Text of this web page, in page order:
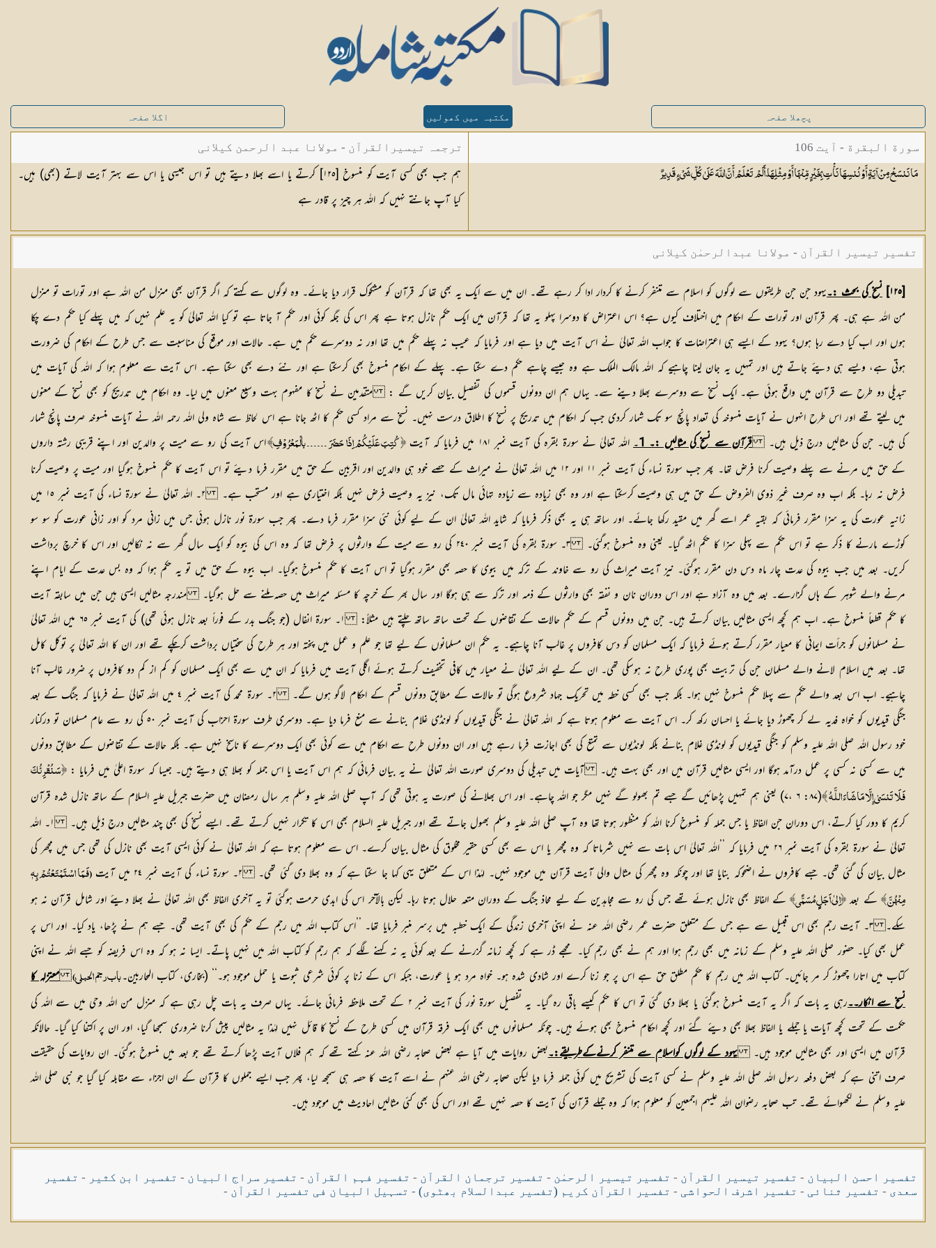
پچھلا صفحہ مکتبہ میں کھولیں اگلا صفحہ
سورة البقرة - آیت 106
مَا نَنسَخْ مِنْ آيَةٍ أَوْ نُنسِهَا نَأْتِ بِخَيْرٍ مِّنْهَا أَوْ مِثْلِهَا ۗ أَلَمْ تَعْلَمْ أَنَّ اللَّهَ عَلَىٰ كُلِّ شَيْءٍقَدِيرٌ
ترجمہ تیسیرالقرآن - مولانا عبد الرحمن کیلانی
ہم جب بھی کسی آیت کو منسوخ [١٢٥] کرتے یا اسے بھلا دیتے ہیں تو اس جیسی یا اس سے بہتر آیت لاتے (بھی) ہیں۔
کیا آپ جانتے نہیں کہ اللہ ہر چیز پر قادر ہے
تفسیر تیسیر القرآن - مولانا عبدالرحمٰن کیلانی
[١٢٥] نسخ کی بحث :۔یہود جن جن طریقوں سے لوگوں کو اسلام سے متنفر کرنے کا کردار ادا کر رہے تھے۔ ان میں سے ایک یہ بھی تھا کہ قرآن کو مشکوک قرار دیا جائے۔ وہ لوگوں سے کہتے کہ اگر قرآن بھی منزل من اللہ ہے اور تورات تو منزل
من اللہ ہے ہی۔ پھر قرآن اور تورات کے احکام میں اختلاف کیوں ہے؟ اس اعتراض کا دوسرا پہلو یہ تھا کہ قرآن میں ایک حکم نازل ہوتا ہے پھر اس کی جگہ کوئی اور حکم آ جاتا ہے تو کیا اللہ تعالیٰ کو یہ علم نہیں کہ میں پہلے کیا حکم دے چکا
ہوں اور اب کیا دے رہا ہوں؟ یہود کے ایسے ہی اعتراضات کا جواب اللہ تعالیٰ نے اس آیت میں دیا ہے اور فرمایا کہ عیب نہ پہلے حکم میں تھا اور نہ دوسرے حکم میں ہے۔ حالات اور موقع کی مناسبت سے جس طرح کے احکام کی ضرورت
ہوتی ہے، ویسے ہی دیئے جاتے ہیں اور تمہیں یہ جان لینا چاہیے کہ اللہ مالک الملک ہے وہ جیسے چاہے حکم دے سکتا ہے۔ پہلے کے احکام منسوخ بھی کرسکتا ہے اور نئے دے بھی سکتا ہے۔ اس آیت سے معلوم ہوا کہ اللہ کی آیات میں
تبدیلی دو طرح سے قرآن میں واقع ہوئی ہے۔ ایک نسخ سے دوسرے بھلا دینے سے۔ یہاں ہم ان دونوں قسموں کی تفصیل بیان کریں گے : متقدمین نے نسخ کا مفہوم بہت وسیع معنوں میں لیا۔ وہ احکام میں تدریج کو بھی نسخ کے معنوں
میں لیتے تھے اور اس طرح انہوں نے آیات منسوخہ کی تعداد پانچ سو تک شمار کردی جب کہ احکام میں تدریج پر نسخ کا اطلاق درست نہیں۔ نسخ سے مراد کسی حکم کا اٹھ جانا ہے اس لحاظ سے شاہ ولی اللہ رحمہ اللہ نے آیات منسوخہ صرف پانچ شمار
کی ہیں۔ جن کی مثالیں درج ذیل ہیں۔قرآن سے نسخ کی مثالیں :۔ 1 ۔ اللہ تعالیٰ نے سورۃ بقرہ کی آیت نمبر ١٨١ میں فرمایا کہ آیت ﴿ کُتِبَ عَلَیْکُمْ اِذَا حَضَرَ ۔۔۔۔۔۔ بالْمَعْرُوْفِ﴾اس آیت کی رو سے میت پر والدین اور اپنے قریبی رشتہ داروں
کے حق میں مرنے سے پہلے وصیت کرنا فرض تھا۔ پھر جب سورۃ نساء کی آیت نمبر ١١ اور ١٢ میں اللہ تعالیٰ نے میراث کے حصے خود ہی والدین اور اقربین کے حق میں مقرر فرما دیئے تو اس آیت کا حکم منسوخ ہوگیا اور میت پر وصیت کرنا
فرض نہ رہا۔ بلکہ اب وہ صرف غیر ذوی الفروض کے حق میں ہی وصیت کرسکتا ہے اور وہ بھی زیادہ سے زیادہ تہائی مال تک، نیز یہ وصیت فرض نہیں بلکہ اختیاری ہے اور مستحب ہے۔ ٢۔ اللہ تعالیٰ نے سورۃ نساء کی آیت نمبر ١٥ میں
زانیہ عورت کی یہ سزا مقرر فرمائی کہ بقیہ عمر اسے گھر میں مقید رکھا جائے۔ اور ساتھ ہی یہ بھی ذکر فرمایا کہ شاید اللہ تعالیٰ ان کے لیے کوئی نئی سزا مقرر فرما دے۔ پھر جب سورۃ نور نازل ہوئی جس میں زانی مرد کو اور زانی عورت کو سو سو
کوڑے مارنے کا ذکر ہے تو اس حکم سے پہلی سزا کا حکم اٹھ گیا۔ یعنی وہ منسوخ ہوگئی۔ ٣۔ سورۃ بقرہ کی آیت نمبر ٢٤٠ کی رو سے میت کے وارثوں پر فرض تھا کہ وہ اس کی بیوہ کو ایک سال گھر سے نہ نکالیں اور اس کا خرچ برداشت
کریں۔ بعد میں جب بیوہ کی عدت چار ماہ دس دن مقرر ہوگئی۔ نیز آیت میراث کی رو سے خاوند کے ترکہ میں بیوی کا حصہ بھی مقرر ہوگیا تو اس آیت کا حکم منسوخ ہوگیا۔ اب بیوہ کے حق میں تو یہ حکم ہوا کہ وہ بس عدت کے ایام اپنے
مرنے والے شوہر کے ہاں گزارے۔ بعد میں وہ آزاد ہے اور اس دوران نان و نفقہ بھی وارثوں کے ذمہ اور ترکہ سے ہی ہوگا اور سال بھر کے خرچہ کا مسئلہ میراث میں حصہ ملنے سے حل ہوگیا۔ مندرجہ مثالیں ایسی ہیں جن میں سابقہ آیت
کا حکم قطعاً منسوخ ہے۔ اب ہم کچھ ایسی مثالیں بیان کرتے ہیں۔ جن میں دونوں قسم کے حکم حالات کے تقاضوں کے تحت ساتھ ساتھ چلتے ہیں مثلاً: ١۔ سورۃ انفال (جو جنگ بدر کے فوراً بعد نازل ہوئی تھی) کی آیت نمبر ٦٥ میں اللہ تعالیٰ
نے مسلمانوں کو جرأت ایمانی کا معیار مقرر کرتے ہوئے فرمایا کہ ایک مسلمان کو دس کافروں پر غالب آنا چاہیے۔ یہ حکم ان مسلمانوں کے لیے تھا جو علم و عمل میں پختہ اور ہر طرح کی سختیاں برداشت کرچکے تھے اور ان کا اللہ تعالیٰ پر توکل کامل
تھا۔ بعد میں اسلام لانے والے مسلمان جن کی تربیت بھی پوری طرح نہ ہوسکی تھی۔ ان کے لیے اللہ تعالیٰ نے معیار میں کافی تخفیف کرتے ہوئے اگلی آیت میں فرمایا کہ ان میں سے بھی ایک مسلمان کو کم از کم دو کافروں پر ضرور غالب آنا
چاہیے۔ اب اس بعد والے حکم سے پہلا حکم منسوخ نہیں ہوا۔ بلکہ جب بھی کسی خطہ میں تحریک جہاد شروع ہوگی تو حالات کے مطابق دونوں قسم کے احکام لاگو ہوں گے۔ ٢۔ سورۃ محمد کی آیت نمبر ٤ میں اللہ تعالیٰ نے فرمایا کہ جنگ کے بعد
جنگی قیدیوں کو خواہ فدیہ لے کر چھوڑ دیا جائے یا احسان رکھ کر۔ اس آیت سے معلوم ہوتا ہے کہ اللہ تعالیٰ نے جنگی قیدیوں کو لونڈی غلام بنانے سے منع فرما دیا ہے۔ دوسری طرف سورۃ احزاب کی آیت نمبر ٥٠ کی رو سے عام مسلمان تو درکنار
خود رسول اللہ صلی اللہ علیہ وسلم کو جنگی قیدیوں کو لونڈی غلام بنانے بلکہ لونڈیوں سے تمتع کی بھی اجازت فرما رہے ہیں اور ان دونوں طرح سے احکام میں سے کوئی بھی ایک دوسرے کا ناسخ نہیں ہے۔ بلکہ حالات کے تقاضوں کے مطابق دونوں
میں سے کسی نہ کسی پر عمل درآمد ہوگا اور ایسی مثالیں قرآن میں اور بھی بہت ہیں۔ آیات میں تبدیلی کی دوسری صورت اللہ تعالیٰ نے یہ بیان فرمائی کہ ہم اس آیت یا اس جملہ کو بھلا ہی دیتے ہیں۔ جیسا کہ سورۃ اعلیٰ میں فرمایا : ﴿ سَنُقْرِئُكَ
فَلَا تَنسَىٰ إِلَّا مَا شَاءَ اللَّـهُ ﴾
(۸۷: ۶ ،۷) یعنی ہم تمہیں پڑھائیں گے جسے تم بھولو گے نہیں مگر جو اللہ چاہے۔ اور اس بھلانے کی صورت یہ ہوتی تھی کہ آپ صلی اللہ علیہ وسلم ہر سال رمضان میں حضرت جبریل علیہ السلام کے ساتھ نازل شدہ قرآن
کریم کا دور کیا کرتے، اس دوران جن الفاظ یا جس جملہ کو منسوخ کرنا اللہ کو منظور ہوتا تھا وہ آپ صلی اللہ علیہ وسلم بھول جاتے تھے اور جبریل علیہ السلام بھی اس کا تکرار نہیں کرتے تھے۔ ایسے نسخ کی بھی چند مثالیں درج ذیل ہیں۔ ١۔ اللہ
تعالیٰ نے سورۃ بقرہ کی آیت نمبر ٢٦ میں فرمایا کہ ’’اللہ تعالیٰ اس بات سے نہیں شرماتا کہ وہ مچھر یا اس سے بھی کسی حقیر مخلوق کی مثال بیان کرے۔ اس سے معلوم ہوتا ہے کہ اللہ تعالیٰ نے کوئی ایسی آیت بھی نازل کی تھی جس میں مچھر کی
مثال بیان کی گئی تھی۔ جسے کافروں نے اضحوکہ بنایا تھا اور چونکہ وہ مچھر کی مثال والی آیت قرآن میں موجود نہیں۔ لہٰذا اس کے متعلق یہی کہا جا سکتا ہے کہ وہ بھلا دی گئی تھی۔ ٢۔ سورۃ نساء کی آیت نمبر ٢٤ میں آیت
(فَـمَا اسْتَمْتَعْتُمْ بِہٖ
مِنْھُنَّ ﴾ کے بعد ﴿اِلیٰ اَجَلٍٍ مُسَمًّی﴾ کے الفاظ بھی نازل ہوئے تھے جس کی رو سے مجاہدین کے لیے محاذ جنگ کے دوران متعہ حلال ہوتا رہا۔ لیکن بالآخر اس کی ابدی حرمت ہوگئی تو یہ آخری الفاظ بھی اللہ تعالیٰ نے بھلا دیئے اور شامل قرآن نہ ہو
سکے۔ ٣۔ آیت رجم بھی اس قبیل سے ہے جس کے متعلق حضرت عمر رضی اللہ عنہ نے اپنی آخری زندگی کے ایک خطبہ میں برسر منبر فرمایا تھا۔ ’’اس کتاب اللہ میں رجم کے حکم کی بھی آیت تھی۔ جسے ہم نے پڑھا، یاد کیا۔ اور اس پر
عمل بھی کیا۔ حضور صلی اللہ علیہ وسلم کے زمانہ میں بھی رجم ہوا اور ہم نے بھی رجم کیا۔ مجھے ڈر ہے کہ کچھ زمانہ گزرنے کے بعد کوئی یہ نہ کہنے لگے کہ ہم رجم کو کتاب اللہ میں نہیں پاتے۔ ایسا نہ ہو کہ وہ اس فریضہ کو جسے اللہ نے اپنی
کتاب میں اتارا چھوڑ کر مر جائیں۔ کتاب اللہ میں رجم کا حکم مطلق حق ہے اس پر جو زنا کرے اور شادی شدہ ہو۔ خواہ مرد ہو یا عورت، جبکہ اس کے زنا پر کوئی شرعی ثبوت یا حمل موجود ہو۔‘‘ (بخاری، کتاب المحاربین۔باب رجم الحبلیٰ)
معتزلہ کا
نسخ سے انکار۔۔
رہی یہ بات کہ اگر یہ آیت منسوخ ہوگئی یا بھلا دی گئی تو اس کا حکم کیسے باقی رہ گیا۔ یہ تفصیل سورۃ نور کی آیت نمبر ٢ کے تحت ملاحظہ فرمائی جائے۔ یہاں صرف یہ بات چل رہی ہے کہ منزل من اللہ وحی میں سے اللہ کی
حکمت کے تحت کچھ آیات یا جملے یا الفاظ بھلا بھی دیئے گئے اور کچھ احکام منسوخ بھی ہوئے ہیں۔ چونکہ مسلمانوں میں بھی ایک فرقہ قرآن میں کسی طرح کے نسخ کا قائل نہیں لہٰذا یہ مثالیں پیش کرنا ضروری سمجھا گیا، اور ان پر اکتفا کیا گیا۔ حالانکہ
قرآن میں ایسی اور بھی مثالیں موجود ہیں۔یہود کے لوگوں کواسلام سے متنفر کرنےکےطریقے:۔بعض روایات میں آیا ہے بعض صحابہ رضی اللہ عنہ کہتے تھے کہ ہم فلاں آیت پڑھا کرتے تھے جو بعد میں منسوخ ہوگئی۔ ان روایات کی حقیقت
صرف اتنی ہے کہ بعض دفعہ رسول اللہ صلی اللہ علیہ وسلم نے کسی آیت کی تشریح میں کوئی جملہ فرما دیا لیکن صحابہ رضی اللہ عنہم نے اسے آیت کا حصہ ہی سمجھ لیا، پھر جب ایسے جملوں کا قرآن کے ان اجزاء سے مقابلہ کیا گیا جو نبی صلی اللہ
علیہ وسلم نے لکھوائے تھے۔ تب صحابہ رضوان اللہ علیہم اجمعین کو معلوم ہوا کہ وہ جملے قرآن کی آیت کا حصہ نہیں تھے اور اس کی بھی کئی مثالیں احادیث میں موجود ہیں۔
تفسیر احسن البیان - تفسیر تیسیر القرآن - تفسیر تیسیر الرحمٰن - تفسیر ترجمان القرآن - تفسیر فہم القرآن - تفسیر سراج البیان - تفسیر ابن کثیر - تفسیر
سعدی - تفسیر ثنائی - تفسیر اشرف الحواشی - تفسیر القرآن کریم (تفسیر عبدالسلام بھٹوی) - تسہیل البیان فی تفسیر القرآن -